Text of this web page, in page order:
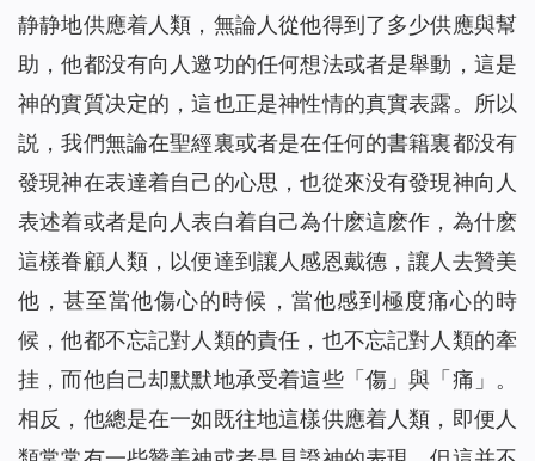
静静地供應着人類，無論人從他得到了多少供應與幫
助，他都没有向人邀功的任何想法或者是舉動，這是
神的實質决定的，這也正是神性情的真實表露。所以
説，我們無論在聖經裏或者是在任何的書籍裏都没有
發現神在表達着自己的心思，也從來没有發現神向人
表述着或者是向人表白着自己為什麽這麽作，為什麽
這樣眷顧人類，以便達到讓人感恩戴德，讓人去贊美
他，甚至當他傷心的時候，當他感到極度痛心的時
候，他都不忘記對人類的責任，也不忘記對人類的牽
挂，而他自己却默默地承受着這些「傷」與「痛」。
相反，他總是在一如既往地這樣供應着人類，即便人